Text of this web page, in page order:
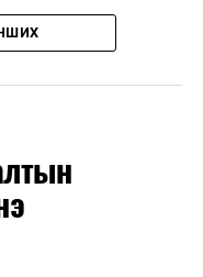
газрын тосны
буураагүй байна.
худалдан
хүрчээ.
үнийн өсөлтийг
онцгой албан
салбарын сайд